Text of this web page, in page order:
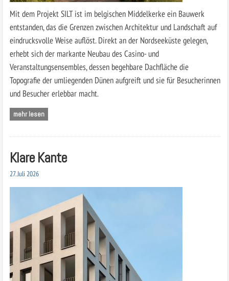
Mit dem Projekt SILT ist im belgischen Middelkerke ein Bauwerk
entstanden, das die Grenzen zwischen Architektur und Landschaft auf
eindrucksvolle Weise auflöst. Direkt an der Nordseeküste gelegen,
erhebt sich der markante Neubau des Casino- und
Veranstaltungsensembles, dessen begehbare Dachfläche die
Topografie der umliegenden Dünen aufgreift und sie für Besucherinnen
und Besucher erlebbar macht.
mehr lesen
Klare Kante
27. Juli 2026